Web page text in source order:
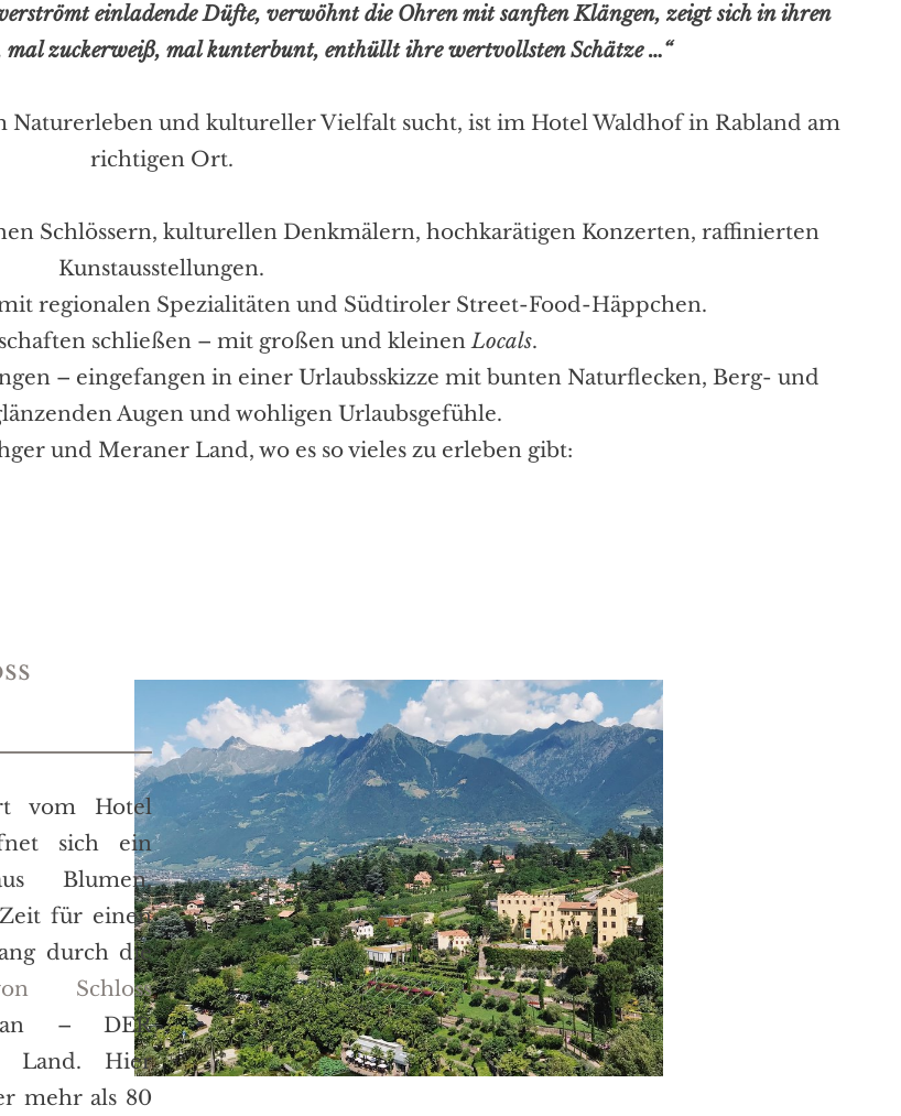
einladende Düfte, verwöhnt die Ohren mit sanften Klängen, zeigt sich in ihren
zuckerweiß, mal kunterbunt, enthüllt ihre wertvollsten Schätze …“
Naturerleben und kultureller Vielfalt sucht, ist im Hotel Waldhof in Rabland am
richtigen Ort.
Schlössern, kulturellen Denkmälern, hochkarätigen Konzerten, raffinierten
Kunstausstellungen.
regionalen Spezialitäten und Südtiroler Street-Food-Häppchen.
schließen – mit großen und kleinenLocals.
– eingefangen in einer Urlaubsskizze mit bunten Naturflecken, Berg- und
Augen und wohligen Urlaubsgefühle.
und Meraner Land, wo es so vieles zu erleben gibt:
vom Hotel
sich ein
Blumen,
für einen
durch die
Schloss
– DER
Land.
Hier
mehr als 80